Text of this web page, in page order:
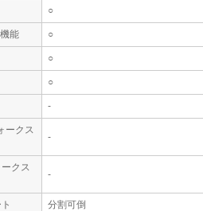
○
能 ○
○
○
-
ークス
-
クス
-
分割可倒